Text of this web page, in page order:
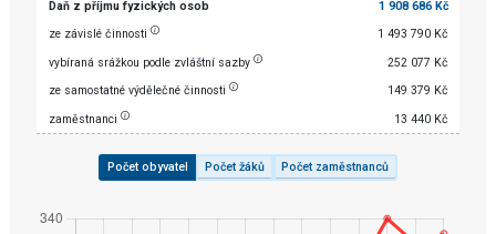
Daň z příjmu fyzických osob
1 908 686 Kč
ze závislé činnosti
1 493 790 Kč
vybíraná srážkou podle zvláštní sazby
252 077 Kč
ze samostatné výdělečné činnosti
149 379 Kč
zaměstnanci
13 440 Kč
Počet obyvatel Počet žáků Počet zaměstnanců